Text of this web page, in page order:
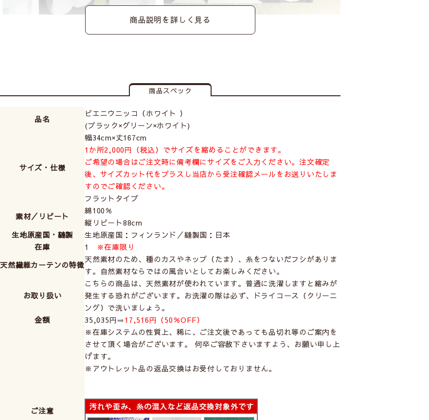
商品説明を詳しく見る
商品スペック
品名
ピエニウニッコ（ホワイト ）
(ブラック×グリーン×ホワイト)
サイズ・仕様
幅34cm×丈167cm
1か所2,000円（税込）でサイズを縮めることができます。
ご希望の場合はご注文時に備考欄にサイズをご入力ください。注文確定
後、サイズカット代をプラスし当店から受注確認メールをお送りいたしま
すのでご確認ください。
フラットタイプ
素材／リピート
綿100％
縦リピート88cm
生地原産国・縫製
生地原産国：フィンランド／縫製国：日本
在庫
1
※在庫限り
天然繊維カーテンの特徴
天然素材のため、種のカスやネップ（たま）、糸をつないだフシがありま
す。自然素材ならではの風合いとしてお楽しみください。
お取り扱い
こちらの商品は、天然素材が使われています。普通に洗濯しますと縮みが
発生する恐れがございます。お洗濯の際は必ず、ドライコース（クリーニ
ング）で洗いましょう。
金額
35,035円⇒17,516円（50％OFF）
ご注意
※在庫システムの性質上、稀に、ご注文後であっても品切れ等のご案内を
させて頂く場合がございます。 何卒ご容赦下さいますよう、お願い申し上
げます。
※アウトレット品の返品交換はお受付しておりません。